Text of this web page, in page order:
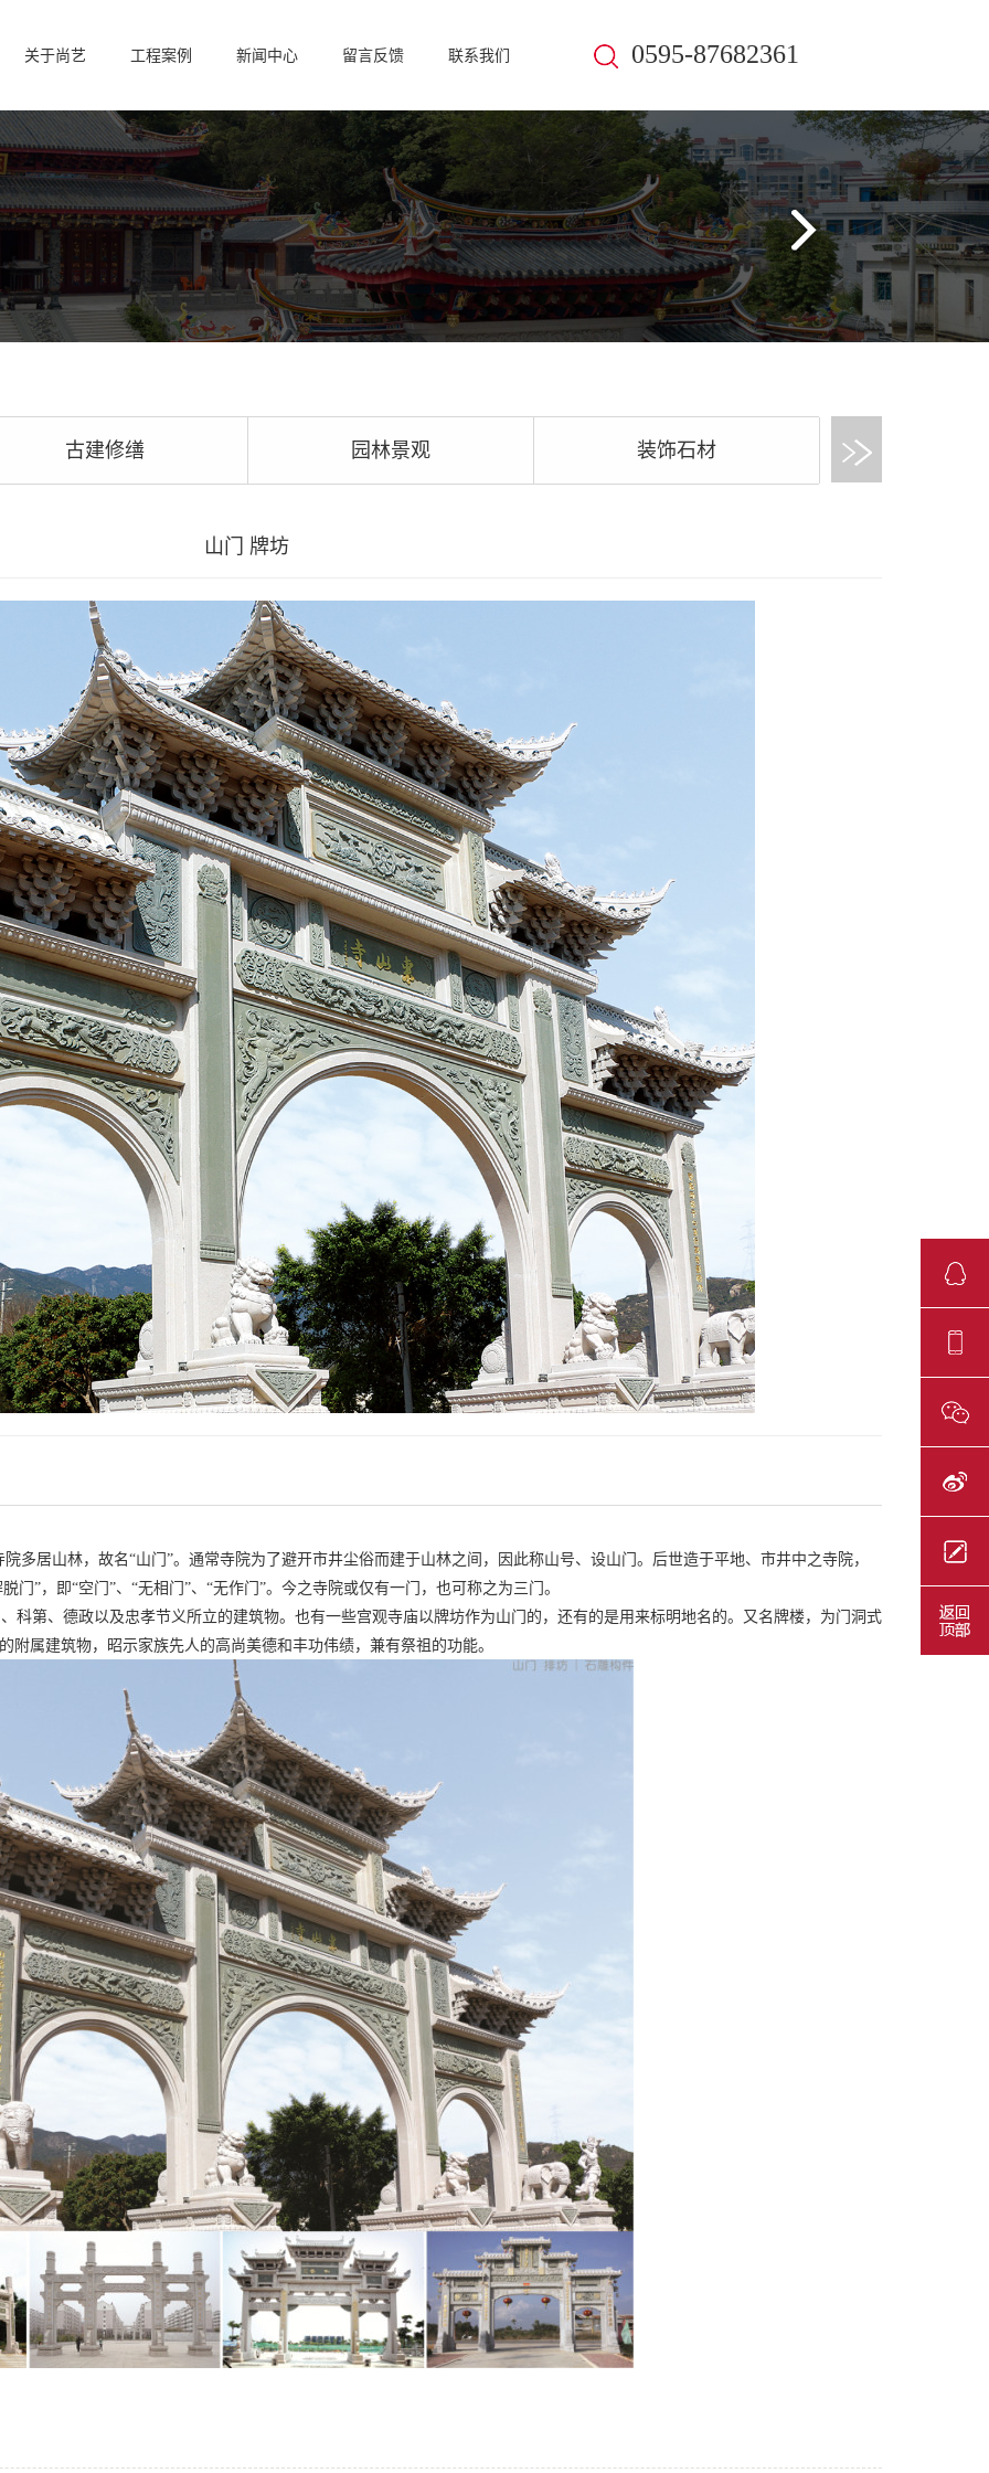
0595-87682361
关于尚艺 工程案例 新闻中心 留言反馈 联系我们
古建修缮 园林景观 装饰石材
山门 牌坊
多居山林，故名“山门”。通常寺院为了避开市井尘俗而建于山林之间，因此称山号、设山门。后世造于平地、市井中之寺院，
”，即“空门”、“无相门”、“无作门”。今之寺院或仅有一门，也可称之为三门。
科第、德政以及忠孝节义所立的建筑物。也有一些宫观寺庙以牌坊作为山门的，还有的是用来标明地名的。又名牌楼，为门洞式
属建筑物，昭示家族先人的高尚美德和丰功伟绩，兼有祭祖的功能。